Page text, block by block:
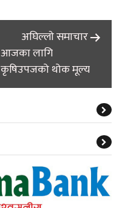
अघिल्लाे समाचार
आजका लागि
कृषिउपजको थोक मूल्य